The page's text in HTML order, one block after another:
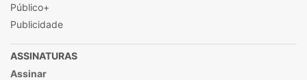
Público+
Publicidade
ASSINATURAS
Assinar